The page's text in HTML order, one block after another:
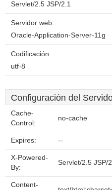
Servlet/2.5 JSP/2.1
Servidor web:
Oracle-Application-Server-11g
Codificación:
utf-8
Configuración del
Cache-
Control:
no-cache
Expires: --
X-Powered-
By:
Servlet/2.5 JSP/
Content-